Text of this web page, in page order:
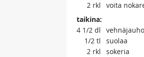
2 rkl
voita
taikina:
4 1/2 dl
1/2 tl
suolaa
2 rkl
sokeria